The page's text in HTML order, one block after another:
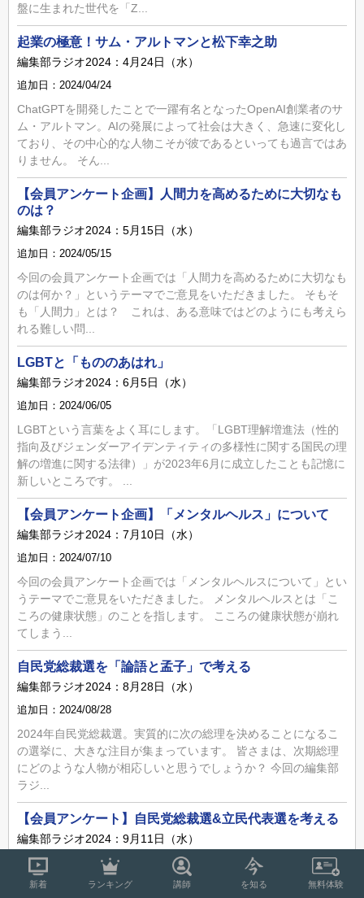
盤に生まれた世代を「Z...
起業の極意！サム・アルトマンと松下幸之助
編集部ラジオ2024：4月24日（水）
追加日：2024/04/24
ChatGPTを開発したことで一躍有名となったOpenAI創業者のサ
ム・アルトマン。AIの発展によって社会は大きく、急速に変化し
ており、その中心的な人物こそが彼であるといっても過言ではあ
りません。 そん...
【会員アンケート企画】人間力を高めるために大切なも
のは？
編集部ラジオ2024：5月15日（水）
追加日：2024/05/15
今回の会員アンケート企画では「人間力を高めるために大切なも
のは何か？」というテーマでご意見をいただきました。 そもそ
も「人間力」とは？ これは、ある意味ではどのようにも考えら
れる難しい問...
LGBTと「もののあはれ」
編集部ラジオ2024：6月5日（水）
追加日：2024/06/05
LGBTという言葉をよく耳にします。「LGBT理解増進法（性的
指向及びジェンダーアイデンティティの多様性に関する国民の理
解の増進に関する法律）」が2023年6月に成立したことも記憶に
新しいところです。 ...
【会員アンケート企画】「メンタルヘルス」について
編集部ラジオ2024：7月10日（水）
追加日：2024/07/10
今回の会員アンケート企画では「メンタルヘルスについて」とい
うテーマでご意見をいただきました。 メンタルヘルスとは「こ
ころの健康状態」のことを指します。 こころの健康状態が崩れ
てしまう...
自民党総裁選を「論語と孟子」で考える
編集部ラジオ2024：8月28日（水）
追加日：2024/08/28
2024年自民党総裁選。実質的に次の総理を決めることになるこ
の選挙に、大きな注目が集まっています。 皆さまは、次期総理
にどのような人物が相応しいと思うでしょうか？ 今回の編集部
ラジ...
【会員アンケート】自民党総裁選&立民代表選を考える
編集部ラジオ2024：9月11日（水）
追加日：2024/09/11
会員の皆さまからお寄せいただいたご意見を元に考え、テンミニ
新着 ランキング 講師 を知る 無料体験